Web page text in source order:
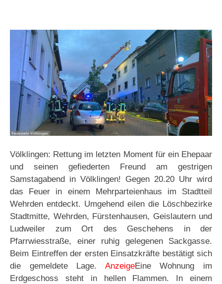
Völklingen: Rettung im letzten Moment für ein Ehepaar
und seinen gefiederten Freund am gestrigen
Samstagabend in Völklingen! Gegen 20.20 Uhr wird
das Feuer in einem Mehrparteienhaus im Stadtteil
Wehrden entdeckt. Umgehend eilen die Löschbezirke
Stadtmitte, Wehrden, Fürstenhausen, Geislautern und
Ludweiler zum Ort des Geschehens in der
Pfarrwiesstraße, einer ruhig gelegenen Sackgasse.
Beim Eintreffen der ersten Einsatzkräfte bestätigt sich
die gemeldete Lage. AnzeigeEine Wohnung im
Erdgeschoss steht in hellen Flammen. In einem